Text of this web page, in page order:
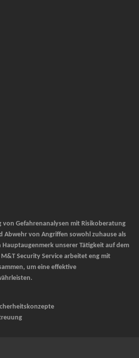
von Gefahrenanalysen mit Risikoberatung
Abwehr von Angriffen sowohl zuhause als
unserer Tätigkeit auf dem
Security Service arbeitet eng mit
um eine effektive